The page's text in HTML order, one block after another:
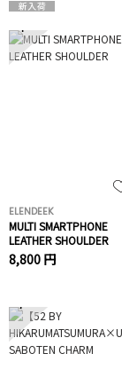
4
ELENDEEK
MULTI SMARTPHONE
LEATHER SHOULDER
8,800 円
7